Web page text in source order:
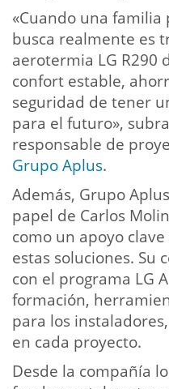
«Cuando una familia
busca realmente es
aerotermia LG R290
confort estable,
seguridad de tener
para el futuro»,
responsable de
Grupo Aplus.
Además, Grupo
papel de Carlos
como un apoyo
estas soluciones. Su
con el programa LG
formación,
para los
en cada proyecto.
Desde la compañía